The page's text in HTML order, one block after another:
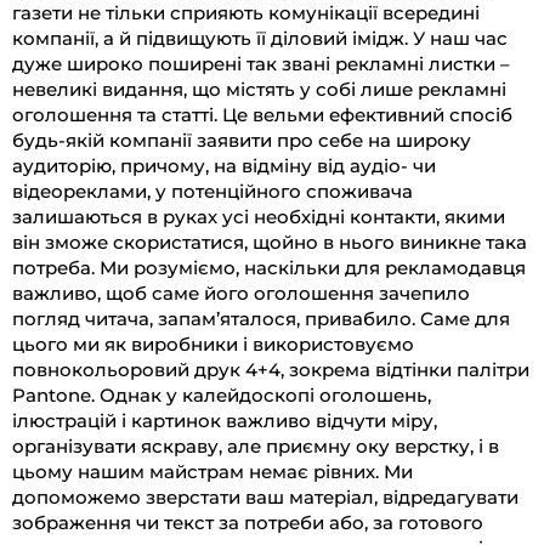
газети не тільки сприяють комунікації всередині
компанії, а й підвищують її діловий імідж. У наш час
дуже широко поширені так звані рекламні листки –
невеликі видання, що містять у собі лише рекламні
оголошення та статті. Це вельми ефективний спосіб
будь-якій компанії заявити про себе на широку
аудиторію, причому, на відміну від аудіо- чи
відеореклами, у потенційного споживача
залишаються в руках усі необхідні контакти, якими
він зможе скористатися, щойно в нього виникне така
потреба. Ми розуміємо, наскільки для рекламодавця
важливо, щоб саме його оголошення зачепило
погляд читача, запам’яталося, привабило. Саме для
цього ми як виробники і використовуємо
повнокольоровий друк 4+4, зокрема відтінки палітри
Pantone. Однак у калейдоскопі оголошень,
ілюстрацій і картинок важливо відчути міру,
організувати яскраву, але приємну оку верстку, і в
цьому нашим майстрам немає рівних. Ми
допоможемо зверстати ваш матеріал, відредагувати
зображення чи текст за потреби або, за готового